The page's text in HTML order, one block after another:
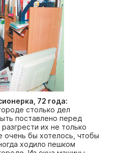
72 года:
столько дел
поставлено перед
их не только
очень бы хотелось, чтобы
ходило пешком